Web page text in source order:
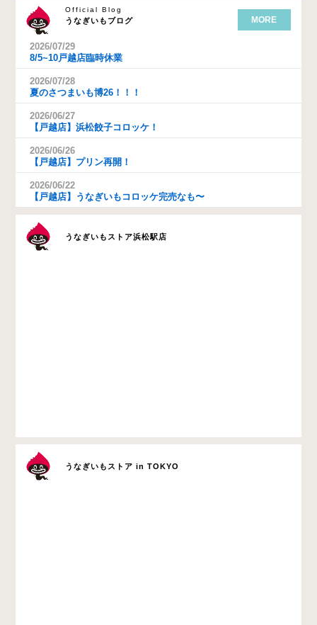
うなぎいもブログ
Official Blog
MORE
2026/07/29
8/5~10戸越店臨時休業
2026/07/28
夏のさつまいも博26！！！
2026/06/27
【戸越店】浜松餃子コロッケ！
2026/06/26
【戸越店】プリン再開！
2026/06/22
【戸越店】うなぎいもコロッケ完売なも〜
うなぎいもストア浜松駅店
うなぎいもストア in TOKYO